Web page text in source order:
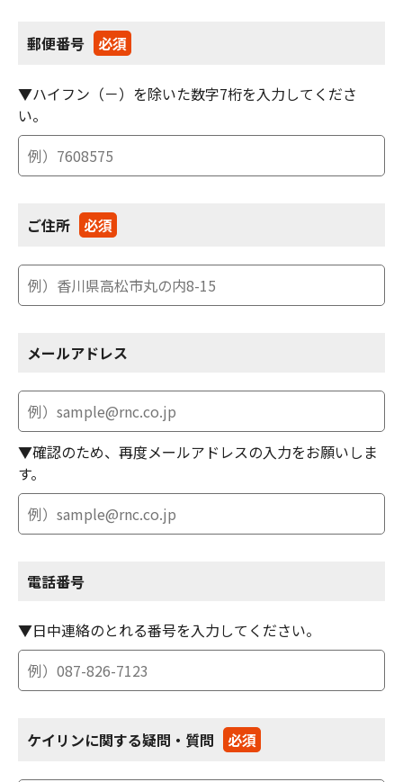
郵便番号 必須
▼ハイフン（－）を除いた数字7桁を入力してくださ
い。
ご住所 必須
メールアドレス
▼確認のため、再度メールアドレスの入力をお願いしま
す。
電話番号
▼日中連絡のとれる番号を入力してください。
ケイリンに関する疑問・質問 必須